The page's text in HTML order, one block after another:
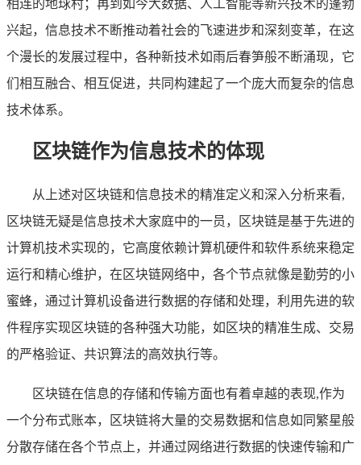
相连的地球村；再到如今大数据、人工智能等新兴技术的蓬勃
兴起，信息技术不断推动着社会的飞速进步和深刻变革，在这
个漫长的发展过程中，各种新技术如雨后春笋般不断涌现，它
们相互融合、相互促进，共同构建起了一个庞大而复杂的信息
技术体系。
区块链作为信息技术的体现
从上述对区块链和信息技术的精准定义和深入分析来看,
区块链无疑是信息技术大家庭中的一员，区块链是基于先进的
计算机技术实现的，它高度依赖计算机硬件和软件系统来稳定
运行和精心维护，在区块链网络中，各个节点就像是勤劳的小
蜜蜂，通过计算机设备进行数据的存储和处理，利用先进的软
件程序实现区块链的各种强大功能，如区块的精准生成、交易
的严格验证、共识算法的高效执行等。
区块链在信息的存储和传输方面也有着卓越的表现,作为
一个分布式账本，区块链将大量的交易数据和信息如同繁星般
分散存储在各个节点上，并通过网络进行数据的快速传输和广